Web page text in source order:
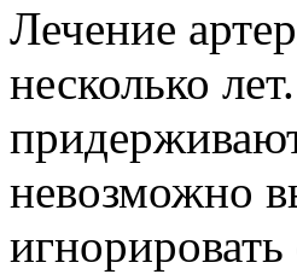
Лечение
несколько
невозможно